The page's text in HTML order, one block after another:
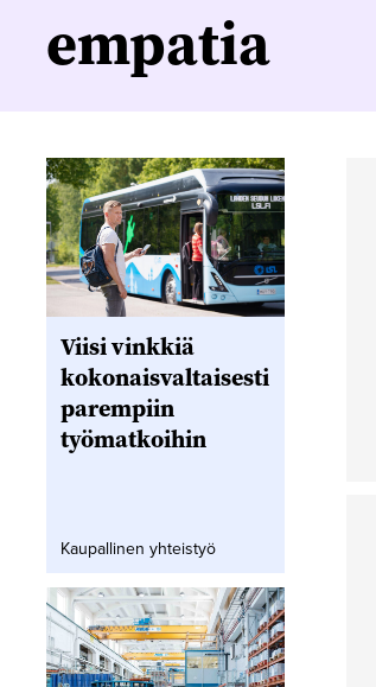
empatia
Viisi vinkkiä
kokonaisvaltaisesti
parempiin
työmatkoihin
Kaupallinen yhteistyö